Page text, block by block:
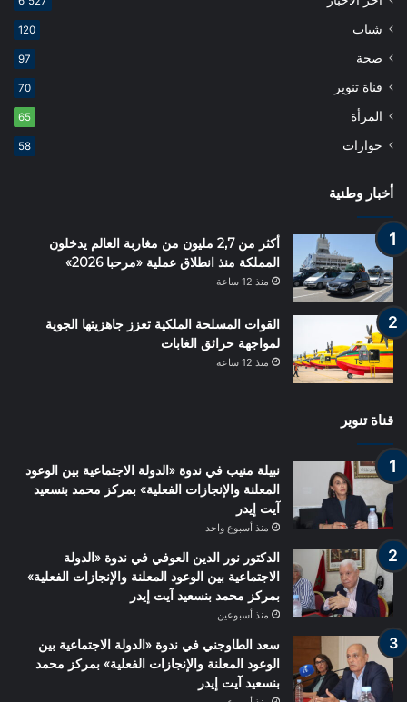
شباب 120
صحة 97
قناة تنوير 70
المرأة 65
حوارات 58
أخبار وطنية
أكثر من 2,7 مليون من مغاربة العالم يدخلون
المملكة منذ انطلاق عملية «مرحبا 2026»
منذ 12 ساعة
القوات المسلحة الملكية تعزز جاهزيتها الجوية
لمواجهة حرائق الغابات
منذ 12 ساعة
قناة تنوير
نبيلة منيب في ندوة «الدولة الاجتماعية بين الوعود
المعلنة والإنجازات الفعلية» بمركز محمد بنسعيد
آيت إيدر
منذ أسبوع واحد
الدكتور نور الدين العوفي في ندوة «الدولة
الاجتماعية بين الوعود المعلنة والإنجازات الفعلية»
بمركز محمد بنسعيد آيت إيدر
منذ أسبوعين
سعد الطاوجني في ندوة «الدولة الاجتماعية بين
الوعود المعلنة والإنجازات الفعلية» بمركز محمد
بنسعيد آيت إيدر